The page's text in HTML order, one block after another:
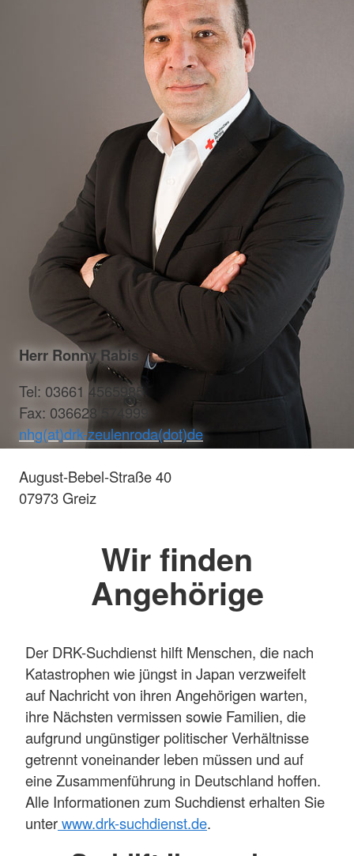
Herr Ronny Rabis
Tel: 03661 4565985
Fax: 036628 574999
nhg(at)drk-zeulenroda(dot)de
August-Bebel-Straße 40
07973 Greiz
Wir finden
Angehörige
Der DRK-Suchdienst hilft Menschen, die nach
Katastrophen wie jüngst in Japan verzweifelt
auf Nachricht von ihren Angehörigen warten,
ihre Nächsten vermissen sowie Familien, die
aufgrund ungünstiger politischer Verhältnisse
getrennt voneinander leben müssen und auf
eine Zusammenführung in Deutschland hoffen.
Alle Informationen zum Suchdienst erhalten Sie
unterwww.drk-suchdienst.de.